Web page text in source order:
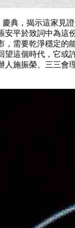
典，揭示這家
平於致詞中為這
需要乾淨穩定的
這個時代，它
施振榮、三三